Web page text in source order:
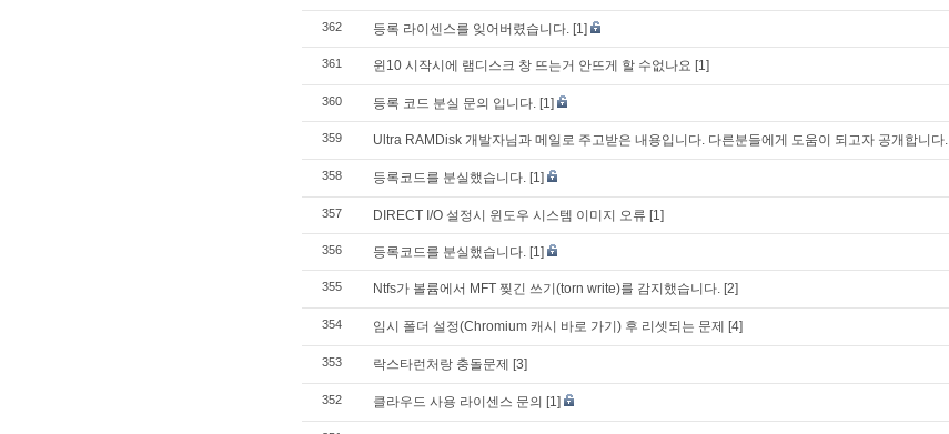
362 등록 라이센스를 잊어버렸습니다. [1]
361 윈10 시작시에 램디스크 창 뜨는거 안뜨게 할 수없나요 [1]
360 등록 코드 분실 문의 입니다. [1]
359 Ultra RAMDisk 개발자님과 메일로 주고받은 내용입니다. 다른분들에게 도움이 되고자 공개합니다.
358 등록코드를 분실했습니다. [1]
357 DIRECT I/O 설정시 윈도우 시스템 이미지 오류 [1]
356 등록코드를 분실했습니다. [1]
355 Ntfs가 볼륨에서 MFT 찢긴 쓰기(torn write)를 감지했습니다. [2]
354 임시 폴더 설정(Chromium 캐시 바로 가기) 후 리셋되는 문제 [4]
353 락스타런처랑 충돌문제 [3]
352 클라우드 사용 라이센스 문의 [1]